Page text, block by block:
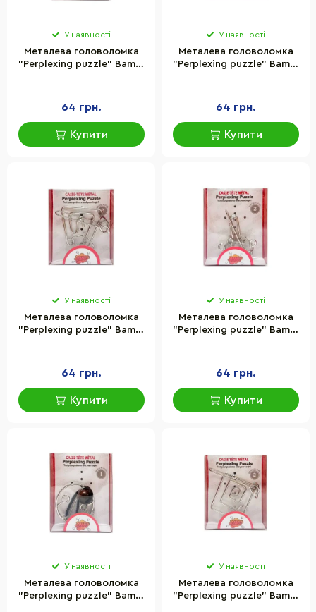
У наявності
Металева головоломка
"Perplexing puzzle" Bambi
64 грн.
Купити
У наявності
Металева головоломка
"Perplexing puzzle" Bambi
64 грн.
Купити
У наявності
Металева головоломка
"Perplexing puzzle" Bambi
64 грн.
Купити
У наявності
Металева головоломка
"Perplexing puzzle" Bambi
64 грн.
Купити
У наявності
Металева головоломка
"Perplexing puzzle" Bambi
У наявності
Металева головоломка
"Perplexing puzzle" Bambi